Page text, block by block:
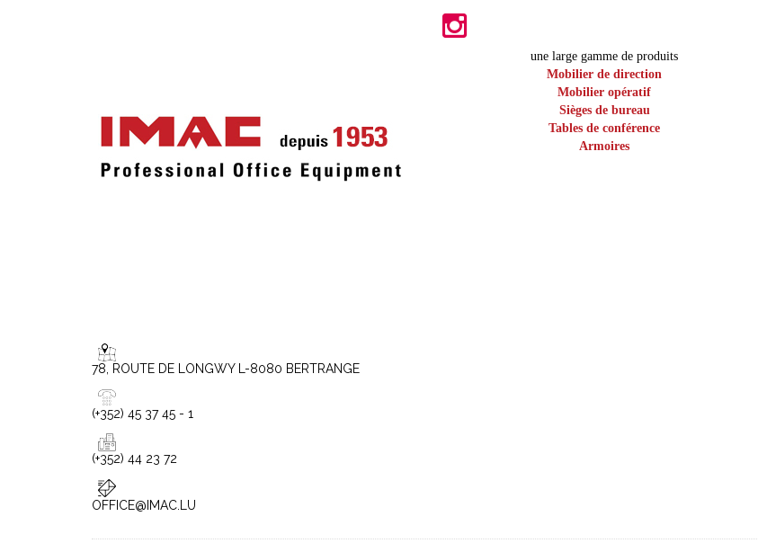
78, ROUTE DE LONGWY L-8080 BERTRANGE
(+352) 45 37 45 - 1
(+352) 44 23 72
OFFICE@IMAC.LU
une large gamme de produits
Mobilier de direction
Mobilier opératif
Sièges de bureau
Tables de conférence
Armoires